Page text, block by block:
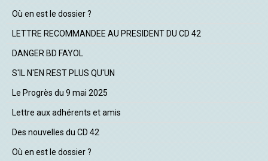
Où en est le dossier ?
LETTRE RECOMMANDEE AU PRESIDENT DU CD 42
DANGER BD FAYOL
S'IL N'EN REST PLUS QU'UN
Le Progrès du 9 mai 2025
Lettre aux adhérents et amis
Des nouvelles du CD 42
Où en est le dossier ?